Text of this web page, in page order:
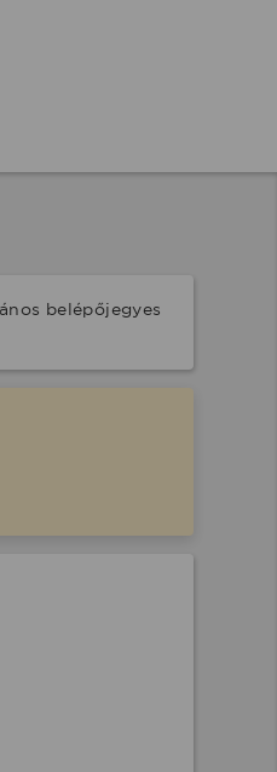
belépőjegyes